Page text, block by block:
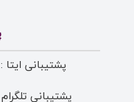
پشتیبانی ایتا :
پشتیبانی